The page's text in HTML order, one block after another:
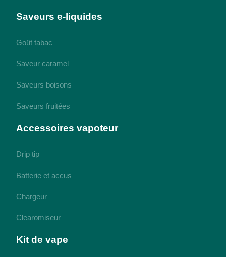
Saveurs e-liquides
Goût tabac
Saveur caramel
Saveurs boisons
Saveurs fruitées
Accessoires vapoteur
Drip tip
Batterie et accus
Chargeur
Clearomiseur
Kit de vape